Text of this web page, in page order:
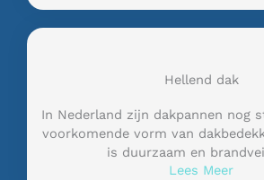
Hellend dak
In Nederland zijn dakpannen nog
voorkomende vorm van
is duurzaam en
Lees Meer